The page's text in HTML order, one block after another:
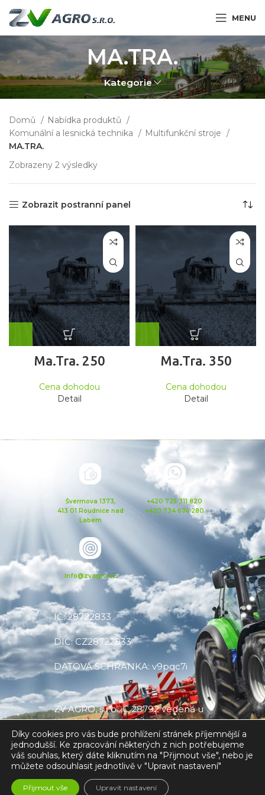
MENU
MA.TRA.
Kategorie
Domů
Nabídka produktů
Komunální a lesnická technika
Multifunkční stroje
MA.TRA.
Zobrazeny 2 výsledky
Zobrazit postranní panel
Ma.Tra. 250
Cena dohodou
Detail
Ma.Tra. 350
Cena dohodou
Detail
Švermova 1373,
413 01 Roudnice nad
Labem
+420 725 311 820
+420 734 674 280
info@zvagro.cz
IČ: 28722833
DIČ: CZ28722833
DATOVÁ SCHRÁNKA: v9pqc7i
ZV AGRO, s.r.o., C 28792 vedená u
Krajského soudu v Ústí nad Labem
Díky cookies pro vás bude prohlížení stránek příjemnější a
jednodušší. Ke zpracování některých z nich potřebujeme
váš souhlas, který dáte kliknutím na "Přijmout vše", nebo je
můžete odsouhlasit jednotlivě v "Upravit nastavení"
Přijmout vše Upravit nastavení